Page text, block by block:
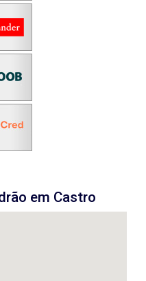
em Castro